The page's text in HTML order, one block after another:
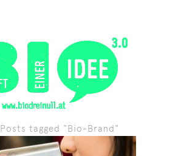
Posts tagged "Bio-Brand"